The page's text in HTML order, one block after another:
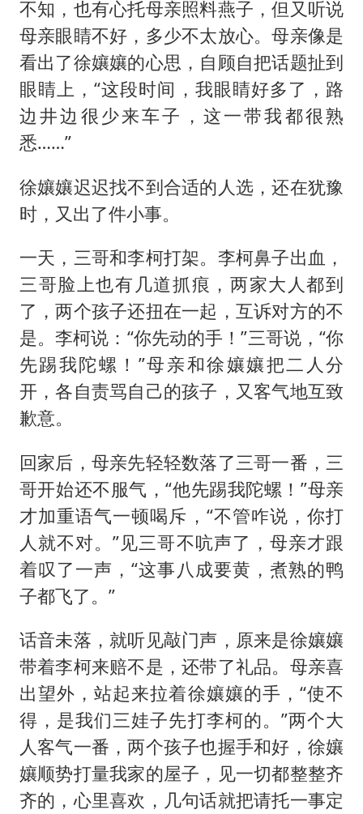
不知，也有心托母亲照料燕子，但又听说
母亲眼睛不好，多少不太放心。母亲像是
看出了徐孃孃的心思，自顾自把话题扯到
眼睛上，“这段时间，我眼睛好多了，路
边井边很少来车子，这一带我都很熟
悉……”
徐孃孃迟迟找不到合适的人选，还在犹豫
时，又出了件小事。
一天，三哥和李柯打架。李柯鼻子出血，
三哥脸上也有几道抓痕，两家大人都到
了，两个孩子还扭在一起，互诉对方的不
是。李柯说：“你先动的手！”三哥说，“你
先踢我陀螺！”母亲和徐孃孃把二人分
开，各自责骂自己的孩子，又客气地互致
歉意。
回家后，母亲先轻轻数落了三哥一番，三
哥开始还不服气，“他先踢我陀螺！”母亲
才加重语气一顿喝斥，“不管咋说，你打
人就不对。”见三哥不吭声了，母亲才跟
着叹了一声，“这事八成要黄，煮熟的鸭
子都飞了。”
话音未落，就听见敲门声，原来是徐孃孃
带着李柯来赔不是，还带了礼品。母亲喜
出望外，站起来拉着徐孃孃的手，“使不
得，是我们三娃子先打李柯的。”两个大
人客气一番，两个孩子也握手和好，徐孃
孃顺势打量我家的屋子，见一切都整整齐
齐的，心里喜欢，几句话就把请托一事定